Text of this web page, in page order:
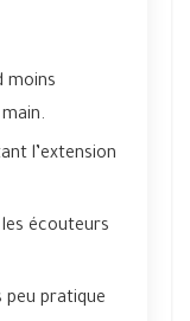
moins
l’extension
écouteurs
peu pratique